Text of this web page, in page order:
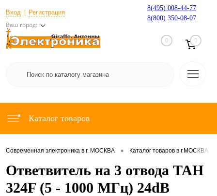
Вход Регистрация
Ваш город:
8(495) 008-44-77
8(800) 350-08-07
0 0
Каталог товаров
Современная электроника в г. МОСКВА • Каталог товаров в г.МОСКВА
Ответвитель на 3 отвода TAH
324F (5 - 1000 МГц) 24dB